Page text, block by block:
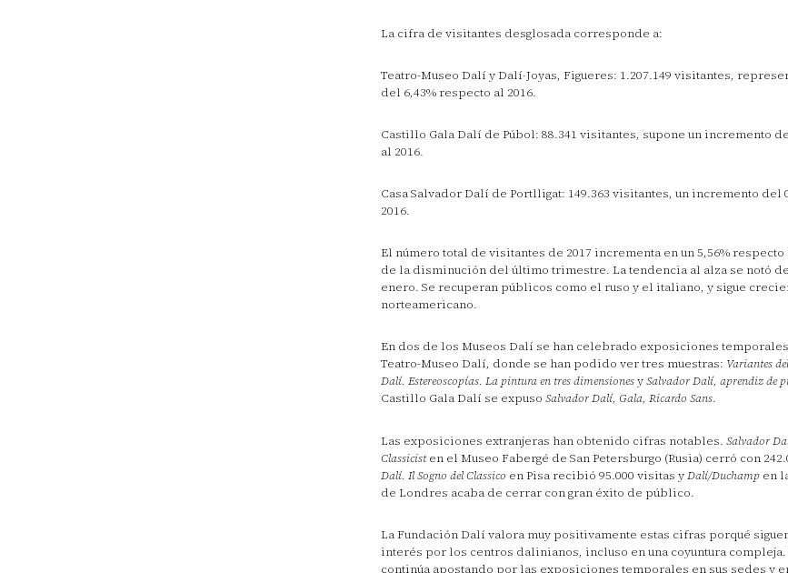
La cifra de visitantes desglosada corresponde a:
Teatro-Museo Dalí y Dalí·Joyas, Figueres: 1.207.149 visitantes,
del 6,43% respecto al 2016.
Castillo Gala Dalí de Púbol: 88.341 visitantes, supone un incremento
al 2016.
Casa Salvador Dalí de Portlligat: 149.363 visitantes, un incremento del
2016.
El número total de visitantes de 2017 incrementa en un 5,56% respecto
de la disminución del último trimestre. La tendencia al alza se notó
enero. Se recuperan públicos como el ruso y el italiano, y sigue
norteamericano.
En dos de los Museos Dalí se han celebrado exposiciones
Teatro-Museo Dalí, donde se han podido ver tres muestras: Variantes
Dalí. Estereoscopías. La pintura en tres dimensionesySalvador Dalí, aprendiz de
Castillo Gala Dalí se expuso Salvador Dalí, Gala, Ricardo Sans.
Las exposiciones extranjeras han obtenido cifras notables. Salvador
Classicisten el Museo Fabergé de San Petersburgo (Rusia) cerró con
Dalí. Il Sogno del Classico en Pisa recibió 95.000 visitas yDalí/Duchamp en
de Londres acaba de cerrar con gran éxito de público.
La Fundación Dalí valora muy positivamente estas cifras porqué
interés por los centros dalinianos, incluso en una coyuntura compleja.
continúa apostando por las exposiciones temporales en sus sedes y